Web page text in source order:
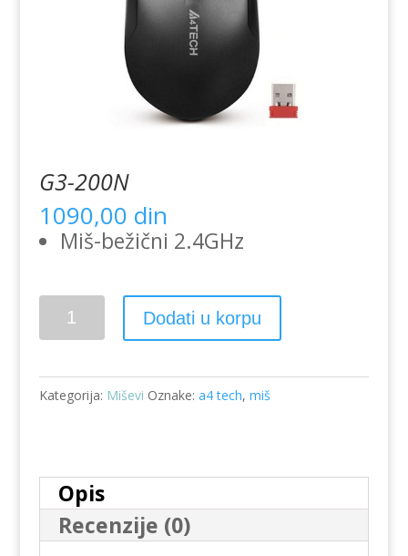
G3-200N
1090,00 din
Miš-bežični 2.4GHz
G3-
200N
Dodati u korpu
Kategorija: Miševi Oznake: a4 tech, miš
Opis
Recenzije (0)